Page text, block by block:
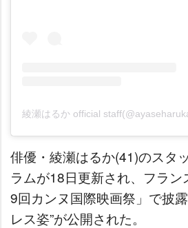
俳優・綾瀬はるか(41)のスタ
ラムが18日更新され、フラ
9回カンヌ国際映画祭」で披
レス姿”が公開された。